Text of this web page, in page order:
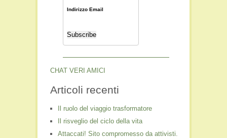
Indirizzo Email
CHAT VERI AMICI
Articoli recenti
Il ruolo del viaggio trasformatore
Il risveglio del ciclo della vita
Attaccati! Sito compromesso da attivisti.